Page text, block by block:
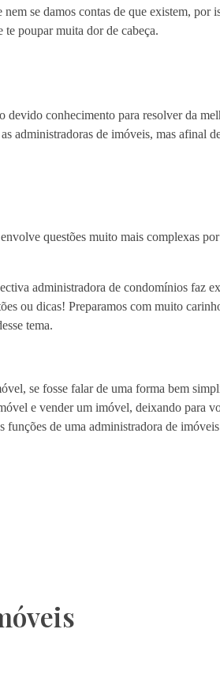
se damos contas de que existem, por
poupar muita dor de cabeça.
devido conhecimento para resolver da
administradoras de imóveis, mas afinal
questões muito mais complexas
administradora de condomínios faz
ou dicas! Preparamos com muito
tema.
se fosse falar de uma forma bem
e vender um imóvel, deixando para
funções de uma administradora de